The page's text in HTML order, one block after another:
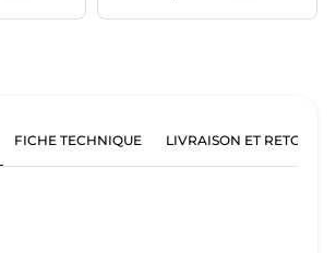
FICHE TECHNIQUE LIVRAISON ET RETOURS